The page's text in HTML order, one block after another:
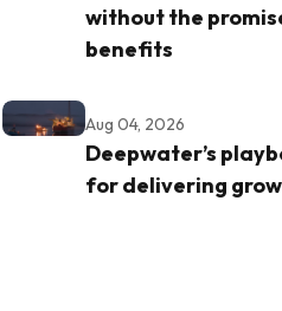
without the
benefits
Aug 04, 2026
Deepwater’s
for delivering